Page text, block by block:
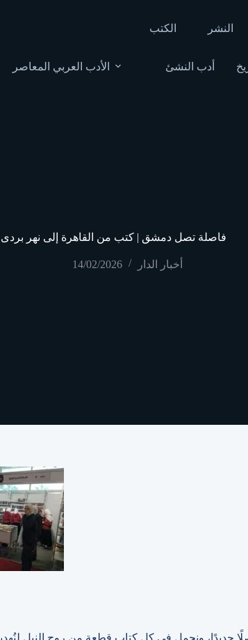
الكتب النشر
الأدب العربي المعاصر أدب النشئ
فاصلة تصل دمشق | كتب من القاهرة إلى نهر بردى
14/02/2026 أخبار الدار